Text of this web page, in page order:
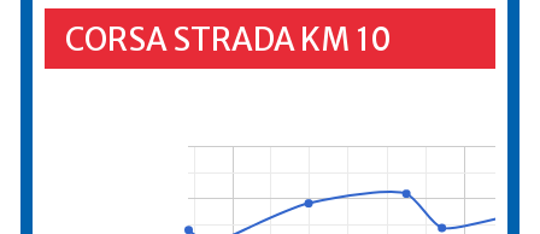
CORSA STRADA KM 10